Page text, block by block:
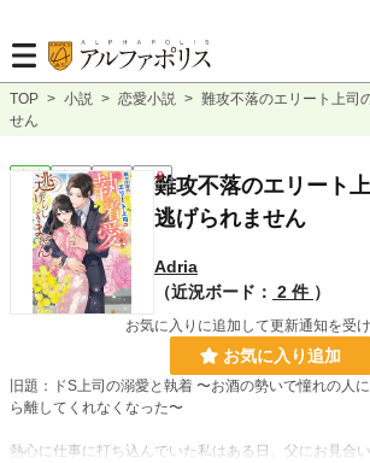
TOP > 小説 > 恋愛小説 > 難攻不落のエリート上司
せん
恋愛 完結 長編 R18難攻不落のエリート
逃げられません
Adria
（近況ボード： 2 件 ）
お気に入りに追加して更新通知を受
お気に入り追加
旧題：ドS上司の溺愛と執着 〜お酒の勢いで憧れの人
ら離してくれなくなった〜
熱心に仕事に打ち込んでいた私はある日、父にお見合